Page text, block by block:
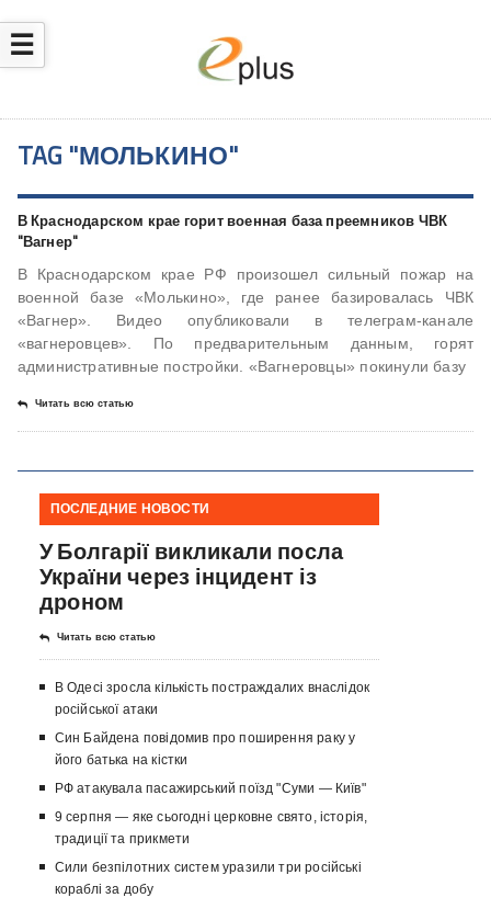
☰
TAG "МОЛЬКИНО"
В Краснодарском крае горит военная база преемников ЧВК
"Вагнер"
В Краснодарском крае РФ произошел сильный пожар на
военной базе «Молькино», где ранее базировалась ЧВК
«Вагнер». Видео опубликовали в телеграм-канале
«вагнеровцев». По предварительным данным, горят
административные постройки. «Вагнеровцы» покинули базу
Читать всю статью
ПОСЛЕДНИЕ НОВОСТИ
У Болгарії викликали посла
України через інцидент із
дроном
Читать всю статью
В Одесі зросла кількість постраждалих внаслідок
російської атаки
Син Байдена повідомив про поширення раку у
його батька на кістки
РФ атакувала пасажирський поїзд "Суми — Київ"
9 серпня — яке сьогодні церковне свято, історія,
традиції та прикмети
Сили безпілотних систем уразили три російські
кораблі за добу